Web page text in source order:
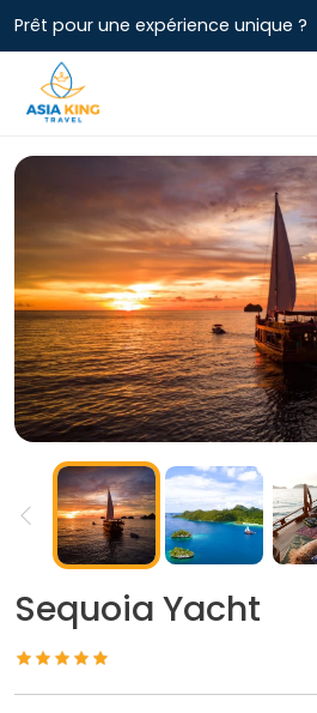
Prêt pour une expérience unique ?
Sequoia Yacht